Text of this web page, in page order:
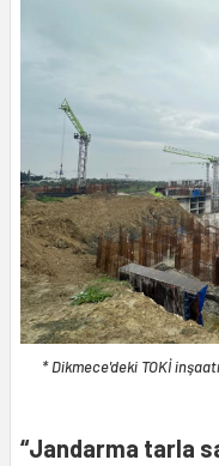
* Dikmece'deki TOKİ
“Jandarma tarla